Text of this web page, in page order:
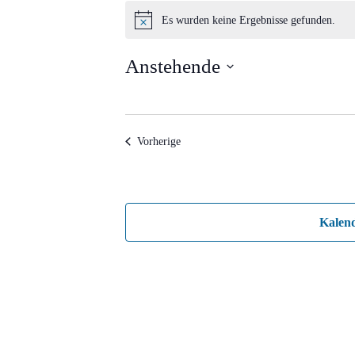
Veranstaltungen
Hinweis
Es wurden keine Ergebnisse gefunden.
Anstehende
VorherigeVeranstaltungen